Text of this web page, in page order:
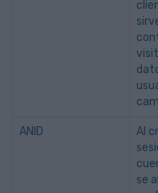
ANID
Al
se